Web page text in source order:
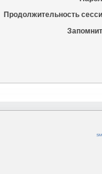
Продолжительность